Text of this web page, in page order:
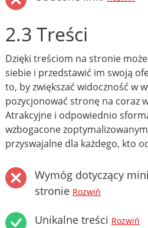
2.3 Treści
Dzięki treściom na stronie
siebie i przedstawić im swoją
to, by zwiększać widoczność w
pozycjonować stronę na coraz
Atrakcyjne i odpowiednio
wzbogacone
przyswajalne dla każdego, kto
Wymóg dotyczący
stronie Rozwiń
Unikalne treści Rozwiń